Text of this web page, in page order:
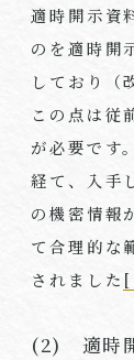
適時開示資
のを適時開
しており（
この点は従
が必要です
経て、入手
の機密情報
て合理的な
されました
(2) 適時